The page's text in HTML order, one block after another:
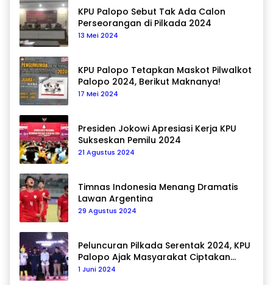
KPU Palopo Sebut Tak Ada Calon
Perseorangan di Pilkada 2024
13 Mei 2024
KPU Palopo Tetapkan Maskot Pilwalkot
Palopo 2024, Berikut Maknanya!
17 Mei 2024
Presiden Jokowi Apresiasi Kerja KPU
Sukseskan Pemilu 2024
21 Agustus 2024
Timnas Indonesia Menang Dramatis
Lawan Argentina
29 Agustus 2024
Peluncuran Pilkada Serentak 2024, KPU
Palopo Ajak Masyarakat Ciptakan
Pilkada Damai
1 Juni 2024